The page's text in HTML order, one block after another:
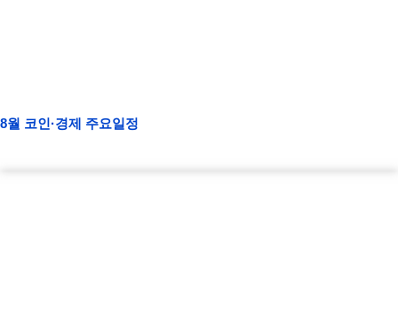
8월 코인·경제 주요일정